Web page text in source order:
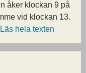
åker klockan 9 på
vid klockan 13.
Läs hela texten